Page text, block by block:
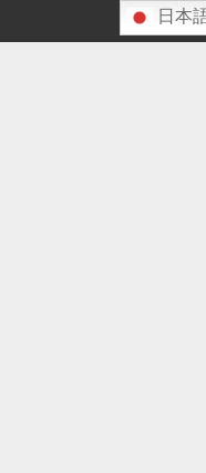
日本